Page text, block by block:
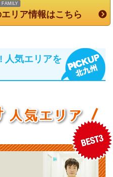
FAMILY
リア情報はこちら
人気エリアを